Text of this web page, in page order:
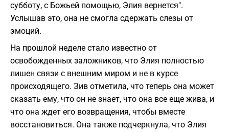
субботу, с Божьей помощью, Элия вернется".
Услышав это, она не смогла сдержать слезы от
эмоций.
На прошлой неделе стало известно от
освобожденных заложников, что Элия полностью
лишен связи с внешним миром и не в курсе
происходящего. Зив отметила, что теперь она может
сказать ему, что он не знает, что она все еще жива, и
что она ждет его возвращения, чтобы вместе
восстановиться. Она также подчеркнула, что Элия